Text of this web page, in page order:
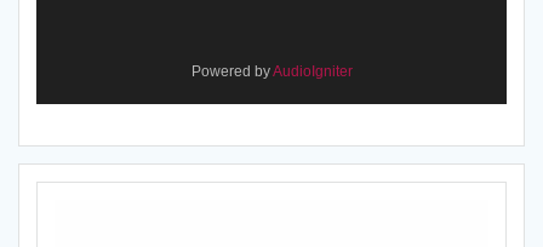
Powered byAudioIgniter